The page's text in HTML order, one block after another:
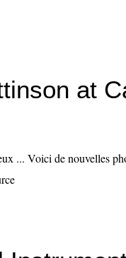
at
... Voici de nouvelles